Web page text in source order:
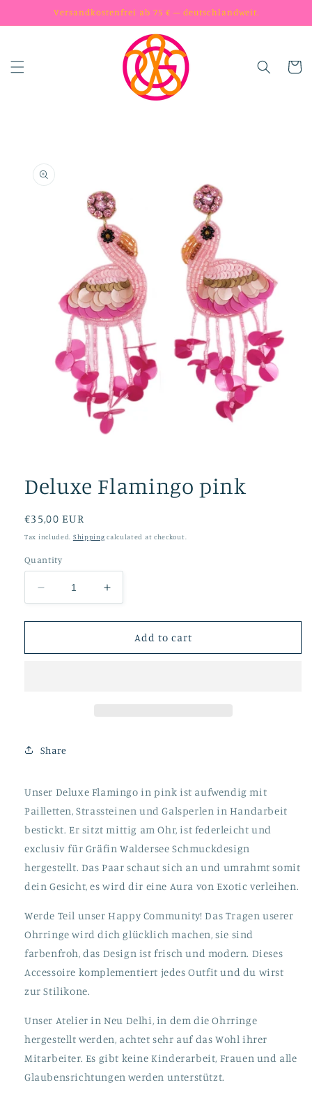
Skip toVersandkostenfrei ab 75 € – deutschlandweit.
Cart
product
information
in
modal
Deluxe Flamingo pink
Regular
price
€35,00 EUR
Tax included. Shipping calculated at checkout.
Quantity
Decrease
quantity
for
Flamingo
Increase
quantity
for
Deluxe
Flamingo
Add to cart
Share
Unser Deluxe Flamingo in pink ist aufwendig mit
Pailletten, Strassteinen und Galsperlen in Handarbeit
bestickt. Er sitzt mittig am Ohr, ist federleicht und
exclusiv für Gräfin Waldersee Schmuckdesign
hergestellt. Das Paar schaut sich an und umrahmt somit
dein Gesicht, es wird dir eine Aura von Exotic verleihen.
Werde Teil unser Happy Community! Das Tragen userer
Ohrringe wird dich glücklich machen, sie sind
farbenfroh, das Design ist frisch und modern. Dieses
Accessoire komplementiert jedes Outfit und du wirst
zur Stilikone.
Unser Atelier in Neu Delhi, in dem die Ohrringe
hergestellt werden, achtet sehr auf das Wohl ihrer
Mitarbeiter. Es gibt keine Kinderarbeit, Frauen und alle
Glaubensrichtungen werden unterstützt.